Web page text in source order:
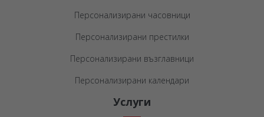
Персонализирани часовници
Персонализирани престилки
Персонализирани възглавници
Персонализирани календари
Услуги